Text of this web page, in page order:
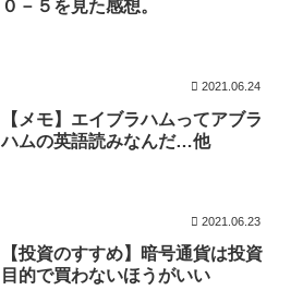
０－５を見た感想。
2021.06.24
【メモ】エイブラハムってアブラ
ハムの英語読みなんだ…他
2021.06.23
【投資のすすめ】暗号通貨は投資
目的で買わないほうがいい